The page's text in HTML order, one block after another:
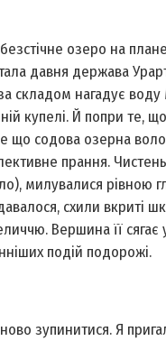
озеро на
давня держава
складом нагадує
купелі. Й попри те,
що содова озерна
прання.
милувалися рівною
схили вкриті
Вершина її
подій подорожі.
зупинитися. Я